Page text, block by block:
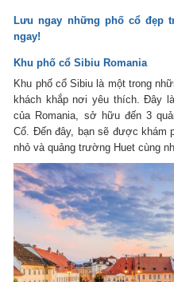
Lưu ngay những phố cổ đẹp
ngay!
Khu phố cổ Sibiu Romania
Khu phố cổ Sibiu là một trong
khách khắp nơi yêu thích. Đây
của Romania, sở hữu đến 3
Cổ. Đến đây, bạn sẽ được khám
nhỏ và quảng trường Huet cùng